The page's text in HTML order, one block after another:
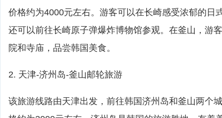
价格约为4000元左右。游客可以在长崎感受浓郁的日
还可以前往长崎原子弹爆炸博物馆参观。在釜山，游
院和寺庙，品尝韩国美食。
2. 天津-济州岛-釜山邮轮旅游
该旅游线路由天津出发，前往韩国济州岛和釜山两个